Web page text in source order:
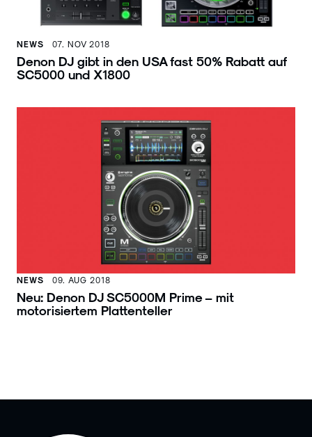
NEWS 07. NOV 2018
Denon DJ gibt in den USA fast 50% Rabatt auf
SC5000 und X1800
NEWS 09. AUG 2018
Neu: Denon DJ SC5000M Prime – mit
motorisiertem Plattenteller